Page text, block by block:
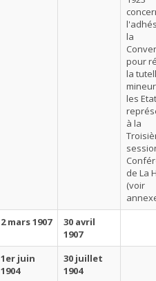
la
pour
la
les
à la
de La
(voir
2 mars 1907
30 avril
1907
1er juin
1904
30 juillet
1904